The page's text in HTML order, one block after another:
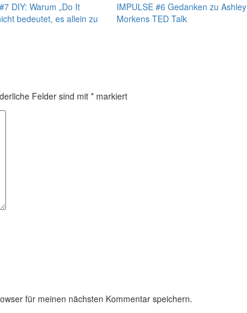
DIY: Warum „Do It
bedeutet, es allein zu
IMPULSE #6 Gedanken zu Ashley
Morkens TED Talk
Felder sind mit* markiert
für meinen nächsten Kommentar speichern.